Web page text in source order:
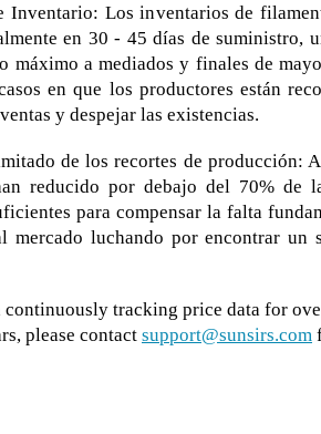
Los inventarios de
en 30 - 45 días de suministro,
máximo a mediados y finales de
en que los productores están
y despejar las existencias.
de los recortes de producción:
reducido por debajo del 70% de
para compensar la falta
mercado luchando por encontrar un
continuously tracking price data for
please contact support@sunsirs.com